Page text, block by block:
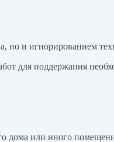
но и игнорированием
для поддержания
дома или иного